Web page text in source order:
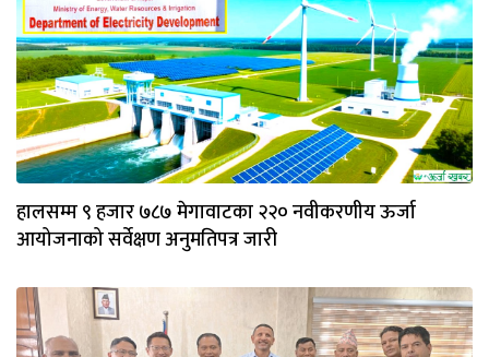
हालसम्म ९ हजार ७८७ मेगावाटका २२० नवीकरणीय ऊर्जा
आयोजनाको सर्वेक्षण अनुमतिपत्र जारी